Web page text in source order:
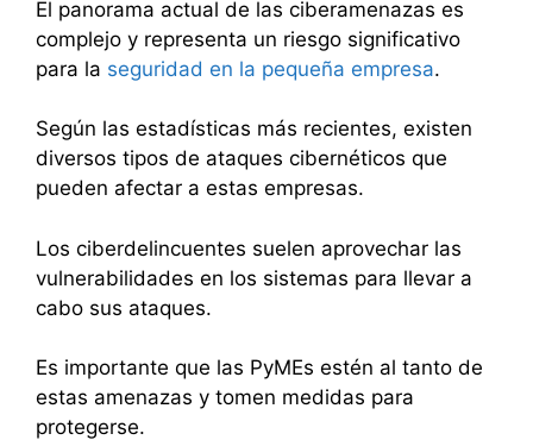
El panorama actual de las ciberamenazas es
complejo y representa un riesgo significativo
para la seguridad en la pequeña empresa.
Según las estadísticas más recientes, existen
diversos tipos de ataques cibernéticos que
pueden afectar a estas empresas.
Los ciberdelincuentes suelen aprovechar las
vulnerabilidades en los sistemas para llevar a
cabo sus ataques.
Es importante que las PyMEs estén al tanto de
estas amenazas y tomen medidas para
protegerse.